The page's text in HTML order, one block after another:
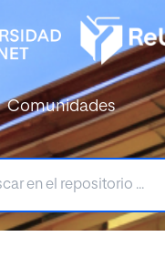
Comunidades